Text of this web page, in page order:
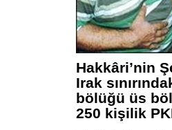
Hakkâri’nin
Irak
bölüğü üs
250 kişilik